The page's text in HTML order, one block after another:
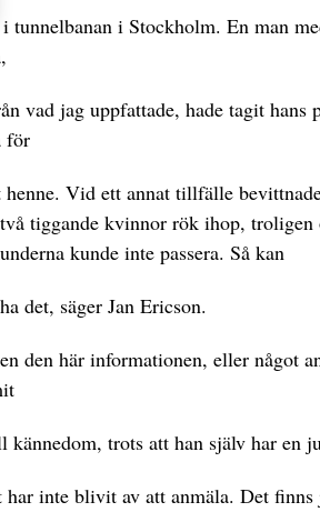
tunnelbanan i Stockholm. En man
vad jag uppfattade, hade tagit hans
för
Vid ett annat tillfälle
tiggande kvinnor rök ihop, troligen
kunde inte passera. Så kan
det, säger Jan Ericson.
den här informationen, eller något
kännedom, trots att han själv har en
har inte blivit av att anmäla. Det